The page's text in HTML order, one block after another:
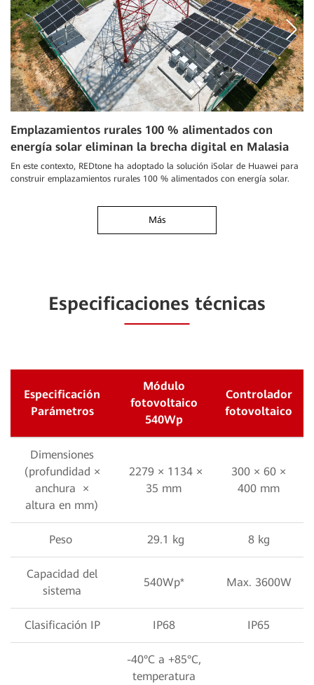
Emplazamientos rurales 100 % alimentados con
energía solar eliminan la brecha digital en Malasia
En este contexto, REDtone ha adoptado la solución iSolar de Huawei para
construir emplazamientos rurales 100 % alimentados con energía solar.
Más
Especificaciones técnicas
Especificación
Parámetros
Módulo
fotovoltaico
540Wp
Controlador
fotovoltaico
Dimensiones
(profundidad ×
anchura ×
altura en mm)
2279 × 1134 ×
35 mm
300 × 60 ×
400 mm
Peso 29.1 kg 8 kg
Capacidad del
sistema
540Wp* Max. 3600W
Clasificación IP IP68 IP65
-40°C a +85°C,
temperatura